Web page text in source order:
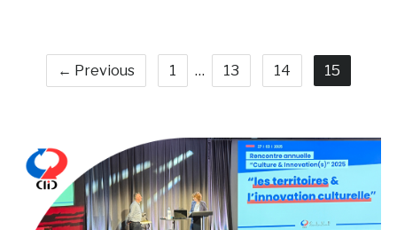
← Previous 1 … 13 14 15